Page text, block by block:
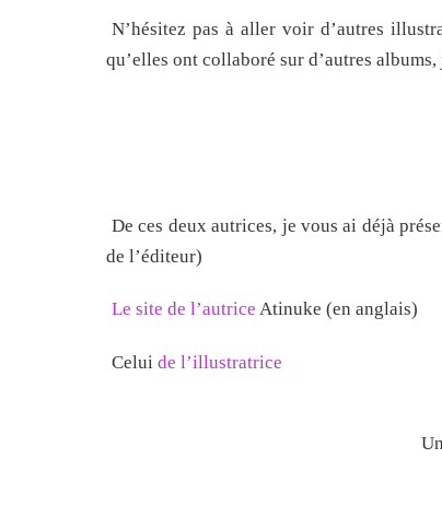
N’hésitez pas à aller voir d’autres
qu’elles ont collaboré sur d’autres
De ces deux autrices, je vous ai déjà
de l’éditeur)
Le site de l’autrice Atinuke (en anglais)
Celui de l’illustratrice